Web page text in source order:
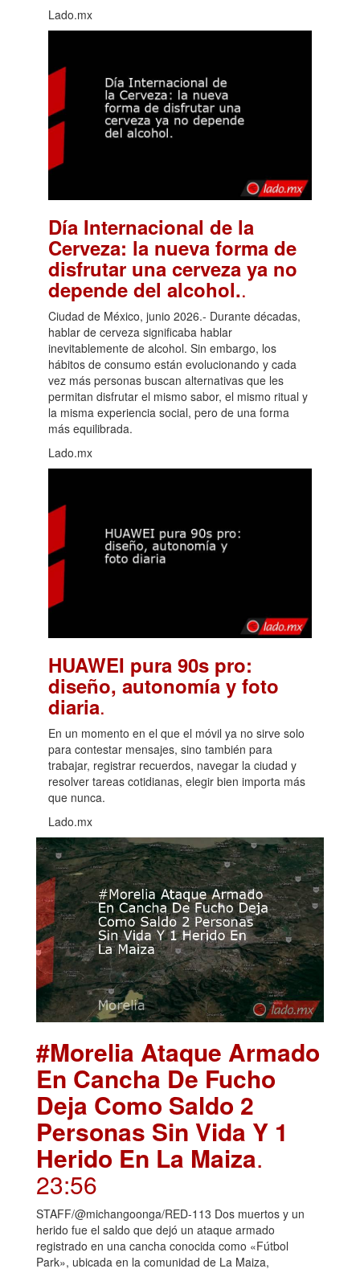
Lado.mx
Día Internacional de la
Cerveza: la nueva forma de
disfrutar una cerveza ya no
depende del alcohol..
Ciudad de México, junio 2026.- Durante décadas,
hablar de cerveza significaba hablar
inevitablemente de alcohol. Sin embargo, los
hábitos de consumo están evolucionando y cada
vez más personas buscan alternativas que les
permitan disfrutar el mismo sabor, el mismo ritual y
la misma experiencia social, pero de una forma
más equilibrada.
Lado.mx
HUAWEI pura 90s pro:
diseño, autonomía y foto
diaria.
En un momento en el que el móvil ya no sirve solo
para contestar mensajes, sino también para
trabajar, registrar recuerdos, navegar la ciudad y
resolver tareas cotidianas, elegir bien importa más
que nunca.
Lado.mx
#Morelia Ataque Armado
En Cancha De Fucho
Deja Como Saldo 2
Personas Sin Vida Y 1
Herido En La Maiza.
23:56
STAFF/@michangoonga/RED-113 Dos muertos y un
herido fue el saldo que dejó un ataque armado
registrado en una cancha conocida como «Fútbol
Park», ubicada en la comunidad de La Maiza,